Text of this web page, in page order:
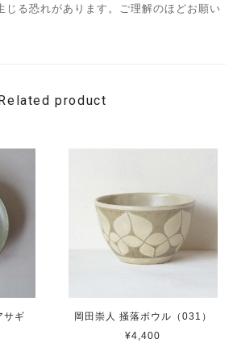
じる恐れがあります。ご理解のほどお願い
product
サギ
岡田崇人 掻落ボウル（031）
¥4,400